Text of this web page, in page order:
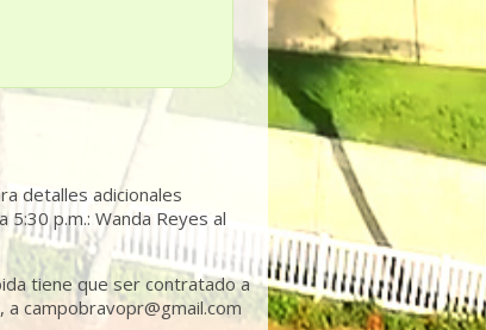
detalles adicionales
p.m.: Wanda Reyes al
tiene que ser contratado a
campobravopr@gmail.com